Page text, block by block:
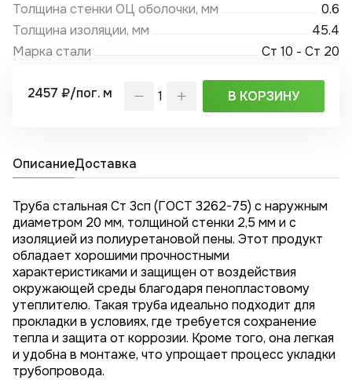
Толщина стенки ОЦ оболочки, мм
0.6
Толщина изоляции, мм
45.4
Марка стали
Ст 10 - Ст 20
2457 ₽/пог. м В КОРЗИНУ
ОписаниеДоставка
Труба стальная Ст 3сп (ГОСТ 3262-75) с наружным
диаметром 20 мм, толщиной стенки 2,5 мм и с
изоляцией из полиуретановой пены. Этот продукт
обладает хорошими прочностными
характеристиками и защищен от воздействия
окружающей среды благодаря пенопластовому
утеплителю. Такая труба идеально подходит для
прокладки в условиях, где требуется сохранение
тепла и защита от коррозии. Кроме того, она легкая
и удобна в монтаже, что упрощает процесс укладки
трубопровода.